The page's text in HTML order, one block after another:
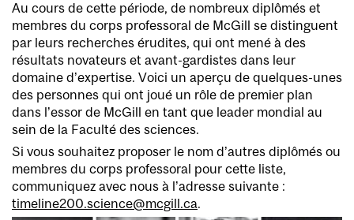
Au cours de cette période, de nombreux diplômés et
membres du corps professoral de McGill se distinguent
par leurs recherches érudites, qui ont mené à des
résultats novateurs et avant-gardistes dans leur
domaine d’expertise. Voici un aperçu de quelques-unes
des personnes qui ont joué un rôle de premier plan
dans l’essor de McGill en tant que leader mondial au
sein de la Faculté des sciences.
Si vous souhaitez proposer le nom d’autres diplômés ou
membres du corps professoral pour cette liste,
communiquez avec nous à l’adresse suivante :
timeline200.science@mcgill.ca.